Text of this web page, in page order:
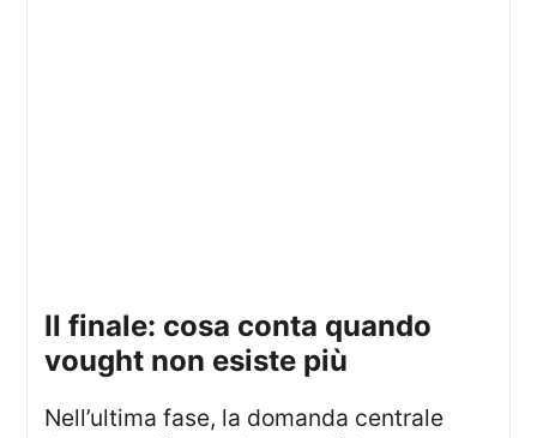
il finale: cosa conta quando
vought non esiste più
Nell’ultima fase, la domanda centrale